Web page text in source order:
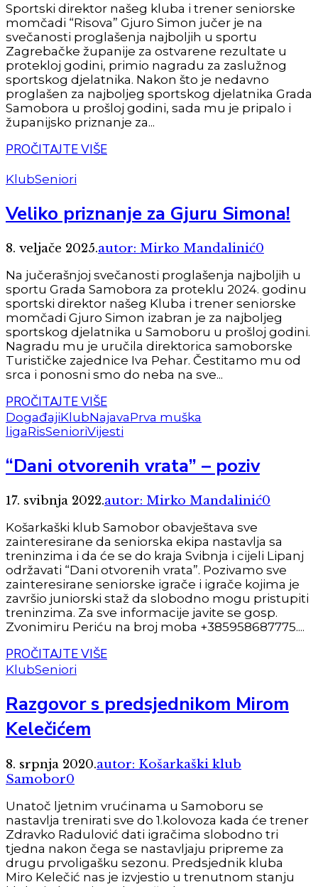
Sportski direktor našeg kluba i trener seniorske
momčadi “Risova” Gjuro Simon jučer je na
svečanosti proglašenja najboljih u sportu
Zagrebačke županije za ostvarene rezultate u
protekloj godini, primio nagradu za zaslužnog
sportskog djelatnika. Nakon što je nedavno
proglašen za najboljeg sportskog djelatnika Grada
Samobora u prošloj godini, sada mu je pripalo i
županijsko priznanje za...
PROČITAJTE VIŠE
KlubSeniori
Veliko priznanje za Gjuru Simona!
8. veljače 2025.autor: Mirko Mandalinić0
Na jučerašnjoj svečanosti proglašenja najboljih u
sportu Grada Samobora za proteklu 2024. godinu
sportski direktor našeg Kluba i trener seniorske
momčadi Gjuro Simon izabran je za najboljeg
sportskog djelatnika u Samoboru u prošloj godini.
Nagradu mu je uručila direktorica samoborske
Turističke zajednice Iva Pehar. Čestitamo mu od
srca i ponosni smo do neba na sve...
PROČITAJTE VIŠE
DogađajiKlubNajavaPrva muška
ligaRisSenioriVijesti
“Dani otvorenih vrata” – poziv
17. svibnja 2022.autor: Mirko Mandalinić0
Košarkaški klub Samobor obavještava sve
zainteresirane da seniorska ekipa nastavlja sa
treninzima i da će se do kraja Svibnja i cijeli Lipanj
održavati “Dani otvorenih vrata”. Pozivamo sve
zainteresirane seniorske igrače i igrače kojima je
završio juniorski staž da slobodno mogu pristupiti
treninzima. Za sve informacije javite se gosp.
Zvonimiru Periću na broj moba +385958687775....
PROČITAJTE VIŠE
KlubSeniori
Razgovor s predsjednikom Mirom
Kelečićem
8. srpnja 2020.autor: Košarkaški klub
Samobor0
Unatoč ljetnim vrućinama u Samoboru se
nastavlja trenirati sve do 1.kolovoza kada će trener
Zdravko Radulović dati igračima slobodno tri
tjedna nakon čega se nastavljaju pripreme za
drugu prvoligašku sezonu. Predsjednik kluba
Miro Kelečić nas je izvjestio u trenutnom stanju